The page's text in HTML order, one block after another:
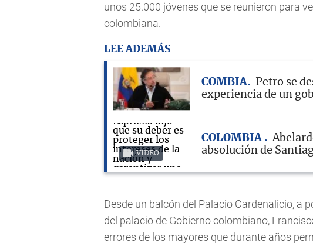
unos 25.000 jóvenes que se reunieron para
colombiana.
LEE ADEMÁS
COMBIA
Petro se
experiencia de un
VIDEO
COLOMBIA
absolución de
Desde un balcón del Palacio Cardenalicio, a
del palacio de Gobierno colombiano,
errores de los mayores que durante años